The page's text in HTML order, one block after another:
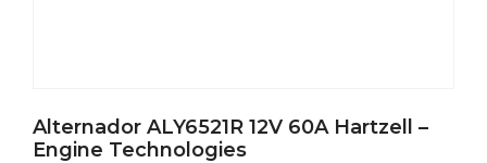
Alternador ALY6521R 12V 60A Hartzell –
Engine Technologies